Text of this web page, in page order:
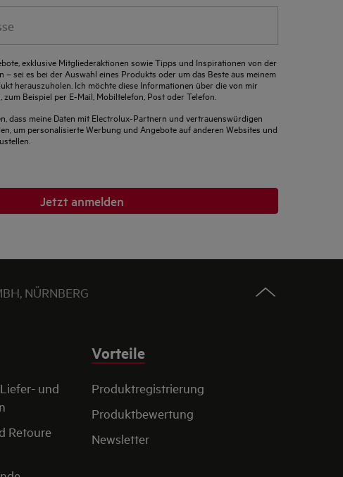
exklusive Mitgliederaktionen sowie Tipps und Inspirationen von der
– sei es bei der Auswahl eines Produkts oder um das Beste aus meinem
herauszuholen. Ich möchte diese Informationen über die von mir
zum Beispiel per E-Mail, Mobiltelefon, Post oder Telefon.
dass meine Daten mit Electrolux-Partnern und vertrauenswürdigen
um personalisierte Werbung und Angebote auf anderen Websites und
Jetzt anmelden
NÜRNBERG
und
Retoure
Vorteile
Produktregistrierung
Produktbewertung
Newsletter